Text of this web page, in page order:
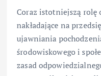
Coraz istotniejszą rolę
nakładające na
ujawniania
środowiskowego i
zasad